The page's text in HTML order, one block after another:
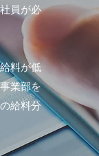
員が必
料が低
業部を
給料分